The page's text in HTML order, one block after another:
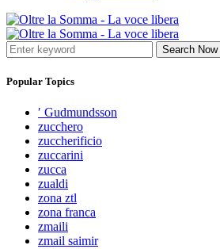
Search Now
Popular Topics
′ Gudmundsson
zucchero
zuccherificio
zuccarini
zucca
zualdi
zona ztl
zona franca
zmaili
zmail saimir